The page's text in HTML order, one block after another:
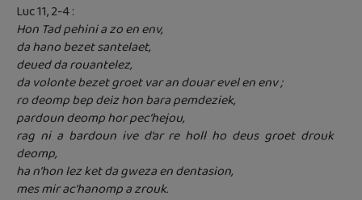
Luc 11, 2-4 :
Hon Tad pehini a zo en env,
da hano bezet santelaet,
deued da rouantelez,
da volonte bezet groet var an douar evel en env ;
ro deomp bep deiz hon bara pemdeziek,
pardoun deomp hor pec’hejou,
rag ni a bardoun ive d’ar re holl ho deus groet drouk
deomp,
ha n’hon lez ket da gweza en dentasion,
mes mir ac’hanomp a zrouk.